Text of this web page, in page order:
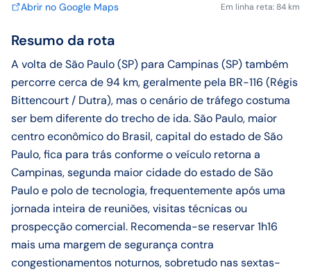
Abrir no Google Maps Em linha reta: 84 km
Resumo da rota
A volta de São Paulo (SP) para Campinas (SP) também
percorre cerca de 94 km, geralmente pela BR-116 (Régis
Bittencourt / Dutra), mas o cenário de tráfego costuma
ser bem diferente do trecho de ida. São Paulo, maior
centro econômico do Brasil, capital do estado de São
Paulo, fica para trás conforme o veículo retorna a
Campinas, segunda maior cidade do estado de São
Paulo e polo de tecnologia, frequentemente após uma
jornada inteira de reuniões, visitas técnicas ou
prospecção comercial. Recomenda-se reservar 1h16
mais uma margem de segurança contra
congestionamentos noturnos, sobretudo nas sextas-